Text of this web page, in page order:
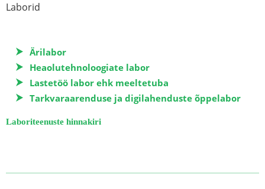
Laborid
Ärilabor
Heaolutehnoloogiate labor
Lastetöö labor ehk meeltetuba
Tarkvaraarenduse ja digilahenduste õppelabor
Laboriteenuste hinnakiri